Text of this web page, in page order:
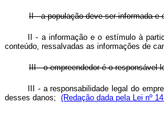
II - a população deve ser informada
II - a informação e o estímulo à
conteúdo, ressalvadas as informações de
III - o empreendedor é o responsável
III - a responsabilidade legal do
desses danos; (Redação dada pela Lei nº